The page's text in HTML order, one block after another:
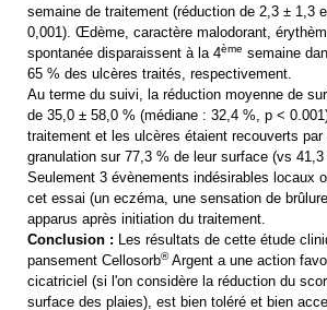
semaine de traitement (réduction de 2,3 ± 1,3
0,001). Œdème, caractère malodorant,
spontanée disparaissent à la 4ème semaine
65 % des ulcères traités, respectivement.
Au terme du suivi, la réduction moyenne de
de 35,0 ± 58,0 % (médiane : 32,4 %, p <
traitement et les ulcères étaient recouverts
granulation sur 77,3 % de leur surface (vs 41,3
Seulement 3 évènements indésirables locaux
cet essai (un eczéma, une sensation de
apparus après initiation du traitement.
Conclusion : Les résultats de cette étude
pansement Cellosorb®Argent a une action
cicatriciel (si l'on considère la réduction du
surface des plaies), est bien toléré et bien